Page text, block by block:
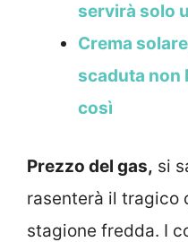
servirà solo
Crema
scaduta non
così
Prezzo del gas, si
rasenterà il tragico
stagione fredda. I